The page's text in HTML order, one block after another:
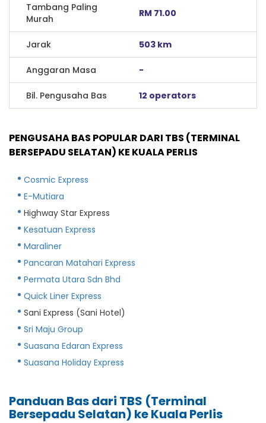
Tambang Paling
Murah
RM 71.00
Jarak 503 km
Anggaran Masa -
Bil. Pengusaha Bas 12 operators
PENGUSAHA BAS POPULAR DARI TBS (TERMINAL
BERSEPADU SELATAN) KE KUALA PERLIS
Cosmic Express
E-Mutiara
Highway Star Express
Kesatuan Express
Maraliner
Pancaran Matahari Express
Permata Utara Sdn Bhd
Quick Liner Express
Sani Express (Sani Hotel)
Sri Maju Group
Suasana Edaran Express
Suasana Holiday Express
Panduan Bas dari TBS (Terminal
Bersepadu Selatan) ke Kuala Perlis